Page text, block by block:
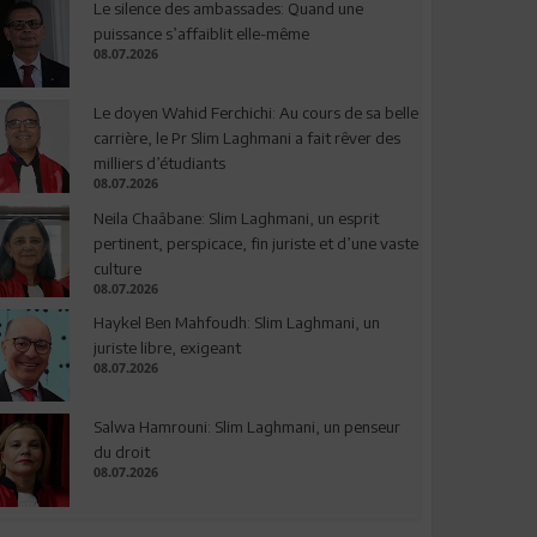
Le silence des ambassades: Quand une
puissance s’affaiblit elle-même
08.07.2026
Le doyen Wahid Ferchichi: Au cours de sa belle
carrière, le Pr Slim Laghmani a fait rêver des
milliers d’étudiants
08.07.2026
Neila Chaâbane: Slim Laghmani, un esprit
pertinent, perspicace, fin juriste et d’une vaste
culture
08.07.2026
Haykel Ben Mahfoudh: Slim Laghmani, un
juriste libre, exigeant
08.07.2026
Salwa Hamrouni: Slim Laghmani, un penseur
du droit
08.07.2026